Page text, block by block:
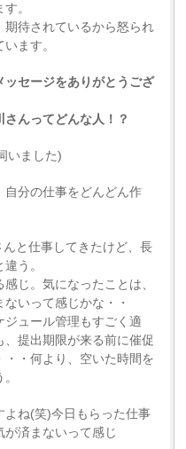
。
期待されているから怒られ
ます。
ッセージをありがとうござ
んってどんな人！？
いました)
自分の仕事をどんどん作
と仕事してきたけど、長
う。
じ。気になったことは、
いって感じかな・・
ジュール管理もすごく適
提出期限が来る前に催促
・何より、空いた時間を
よね(笑)今日もらった仕事
済まないって感じ